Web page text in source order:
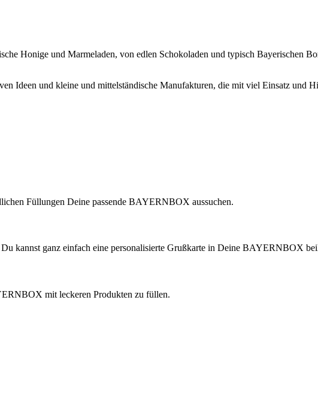
Honige und Marmeladen, von edlen Schokoladen und typisch Bayerischen
Ideen und kleine und mittelständische Manufakturen, die mit viel Einsatz und
Füllungen Deine passende BAYERNBOX aussuchen.
kannst ganz einfach eine personalisierte Grußkarte in Deine BAYERNBOX
mit leckeren Produkten zu füllen.